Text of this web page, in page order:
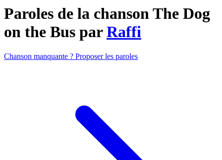
Paroles de la chanson The Dog
on the Bus parRaffi
Chanson manquante ? Proposer les paroles